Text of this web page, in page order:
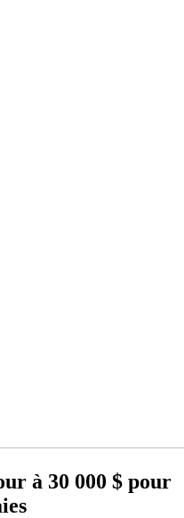
à 30 000 $ pour